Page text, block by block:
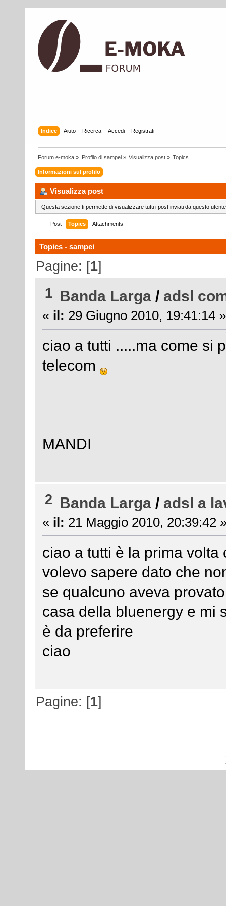
Indice Aiuto Ricerca Accedi Registrati
Forum e-moka » Profilo di sampei» Visualizza post» Topics
Informazioni sul profilo
Visualizza post
Questa sezione ti permette di visualizzare tutti i post inviati da questo
Post Topics Attachments
Topics - sampei
Pagine: [1]
1 Banda Larga / adsl
« il: 29 Giugno 2010, 19:41:14 »
ciao a tutti .....ma come si
telecom
MANDI
2 Banda Larga / adsl a
« il: 21 Maggio 2010, 20:39:42
ciao a tutti è la prima volta
volevo sapere dato che
se qualcuno aveva
casa della bluenergy e mi
è da preferire
ciao
Pagine: [1]